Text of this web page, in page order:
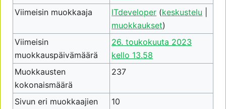
Viimeisin muokkaaja
ITdeveloper (keskustelu
muokkaukset)
Viimeisin
muokkauspäivämäärä
26. toukokuuta 2023
kello 13.58
Muokkausten
kokonaismäärä
237
Sivun eri muokkaajien
10